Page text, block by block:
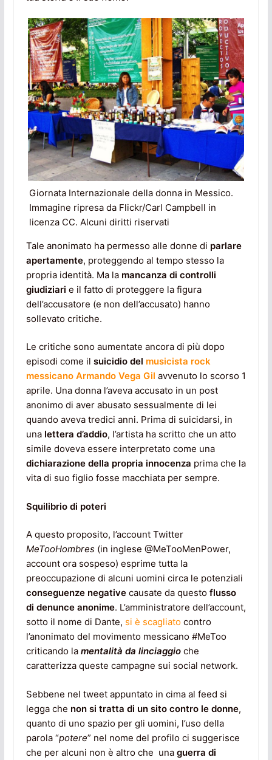
Giornata Internazionale della donna in Messico.
Immagine ripresa da Flickr/Carl Campbell in
licenza CC. Alcuni diritti riservati
Tale anonimato ha permesso alle donne di parlare
apertamente, proteggendo al tempo stesso la
propria identità. Ma la mancanza di controlli
giudiziari e il fatto di proteggere la figura
dell’accusatore (e non dell’accusato) hanno
sollevato critiche.
Le critiche sono aumentate ancora di più dopo
episodi come il suicidio del musicista rock
messicano Armando Vega Gil avvenuto lo scorso 1
aprile. Una donna l’aveva accusato in un post
anonimo di aver abusato sessualmente di lei
quando aveva tredici anni. Prima di suicidarsi, in
una lettera d’addio, l’artista ha scritto che un atto
simile doveva essere interpretato come una
dichiarazione della propria innocenza prima che la
vita di suo figlio fosse macchiata per sempre.
Squilibrio di poteri
A questo proposito, l’account Twitter
MeTooHombres(in inglese @MeTooMenPower,
account ora sospeso) esprime tutta la
preoccupazione di alcuni uomini circa le potenziali
conseguenze negativecausate da questo flusso
di denunce anonime. L’amministratore dell’account,
sotto il nome di Dante, si è scagliatocontro
l’anonimato del movimento messicano #MeToo
criticando la mentalità da linciaggioche
caratterizza queste campagne sui social network.
Sebbene nel tweet appuntato in cima al feed si
legga che non si tratta di un sito contro le donne,
quanto di uno spazio per gli uomini, l’uso della
parola “potere” nel nome del profilo ci suggerisce
che per alcuni non è altro che una guerra di